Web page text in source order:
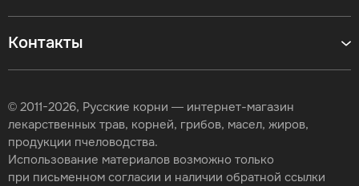
Контакты
© 2011-2026, Русские корни — интернет-магазин
лекарственных трав, корней, грибов, масел, жиров,
продукции пчеловодства.
Использование материалов возможно только
при письменном согласии и наличии обратной ссылки